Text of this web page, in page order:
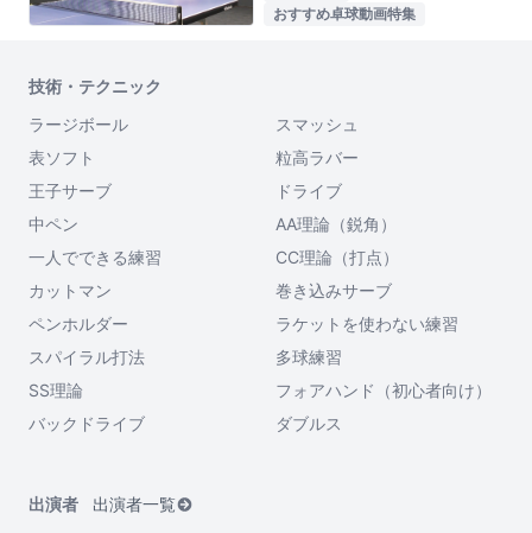
おすすめ卓球動画特集
技術・テクニック
ラージボール
スマッシュ
表ソフト
粒高ラバー
王子サーブ
ドライブ
中ペン
AA理論（鋭角）
一人でできる練習
CC理論（打点）
カットマン
巻き込みサーブ
ペンホルダー
ラケットを使わない練習
スパイラル打法
多球練習
SS理論
フォアハンド（初心者向け）
バックドライブ
ダブルス
出演者
出演者一覧